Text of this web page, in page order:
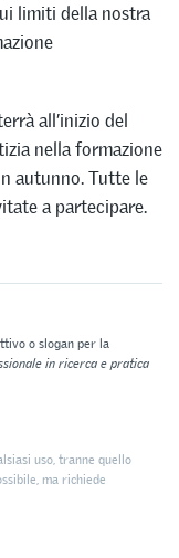
limiti della nostra
all’inizio del
nella formazione
autunno. Tutte le
a partecipare.
o slogan per la
in ricerca e pratica
uso, tranne quello
ma richiede